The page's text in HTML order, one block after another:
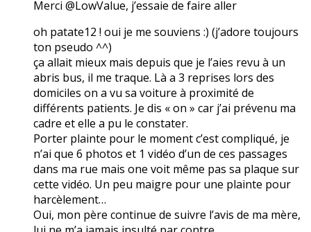
Merci @LowValue, j’essaie de faire aller
oh patate12 ! oui je me souviens :) (j’adore toujours
ton pseudo ^^)
ça allait mieux mais depuis que je l’aies revu à un
abris bus, il me traque. Là a 3 reprises lors des
domiciles on a vu sa voiture à proximité de
différents patients. Je dis « on » car j’ai prévenu ma
cadre et elle a pu le constater.
Porter plainte pour le moment c’est compliqué, je
n’ai que 6 photos et 1 vidéo d’un de ces passages
dans ma rue mais one voit même pas sa plaque sur
cette vidéo. Un peu maigre pour une plainte pour
harcèlement…
Oui, mon père continue de suivre l’avis de ma mère,